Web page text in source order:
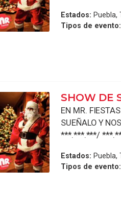
Estados: Puebla,
Tipos de evento:
SHOW DE
EN MR.
SUEÑALO Y
***.***.***/
Estados: Puebla,
Tipos de evento: